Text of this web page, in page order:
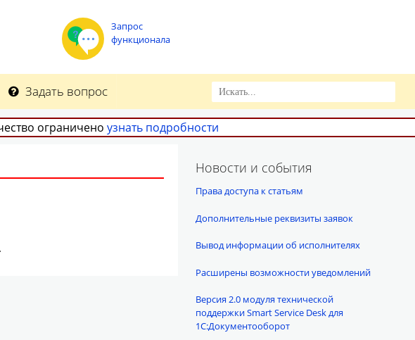
Запрос
функционала
Задать вопрос
ограниченоузнать подробности
Новости и события
Права доступа к статьям
Дополнительные реквизиты заявок
Вывод информации об исполнителях
Расширены возможности уведомлений
Версия 2.0 модуля технической
поддержки Smart Service Desk для
1С:Документооборот